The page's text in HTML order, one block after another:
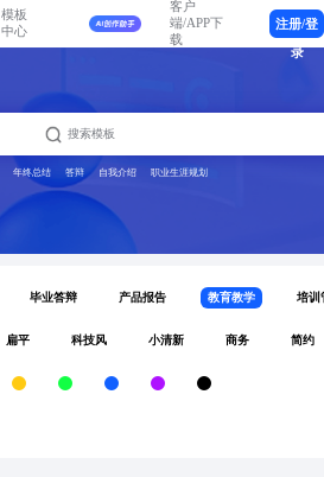
模板
中心
客户
端/APP下
载
注册/登
录
年终总结 答辩 自我介绍 职业生涯规划
毕业答辩 产品报告 教育教学 培训
扁平 科技风 小清新 商务 简约